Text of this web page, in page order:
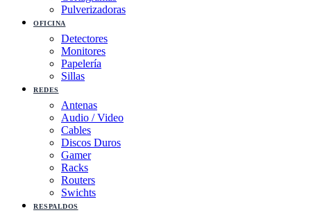
Pulverizadoras
OFICINA
Detectores
Monitores
Papelería
Sillas
REDES
Antenas
Audio / Video
Cables
Discos Duros
Gamer
Racks
Routers
Swichts
RESPALDOS